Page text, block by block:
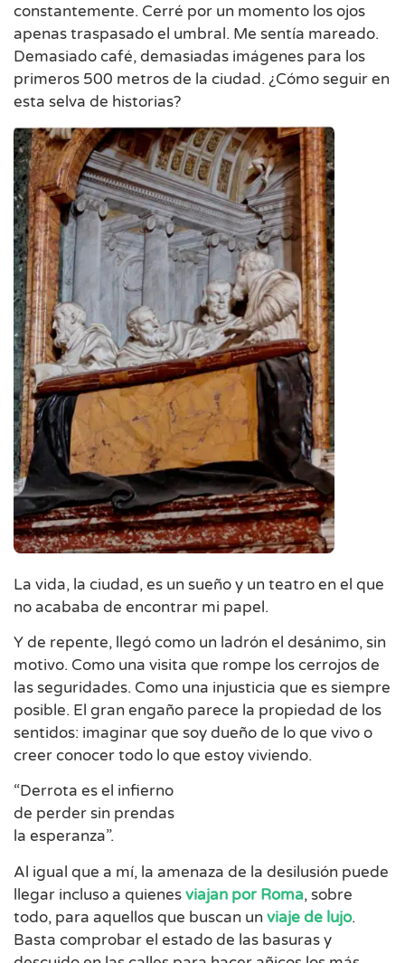
constantemente. Cerré por un momento los ojos
apenas traspasado el umbral. Me sentía mareado.
Demasiado café, demasiadas imágenes para los
primeros 500 metros de la ciudad. ¿Cómo seguir en
esta selva de historias?
La vida, la ciudad, es un sueño y un teatro en el que
no acababa de encontrar mi papel.
Y de repente, llegó como un ladrón el desánimo, sin
motivo. Como una visita que rompe los cerrojos de
las seguridades. Como una injusticia que es siempre
posible. El gran engaño parece la propiedad de los
sentidos: imaginar que soy dueño de lo que vivo o
creer conocer todo lo que estoy viviendo.
“Derrota es el infierno
de perder sin prendas
la esperanza”.
Al igual que a mí, la amenaza de la desilusión puede
llegar incluso a quienesviajan por Roma, sobre
todo, para aquellos que buscan un viaje de lujo.
Basta comprobar el estado de las basuras y